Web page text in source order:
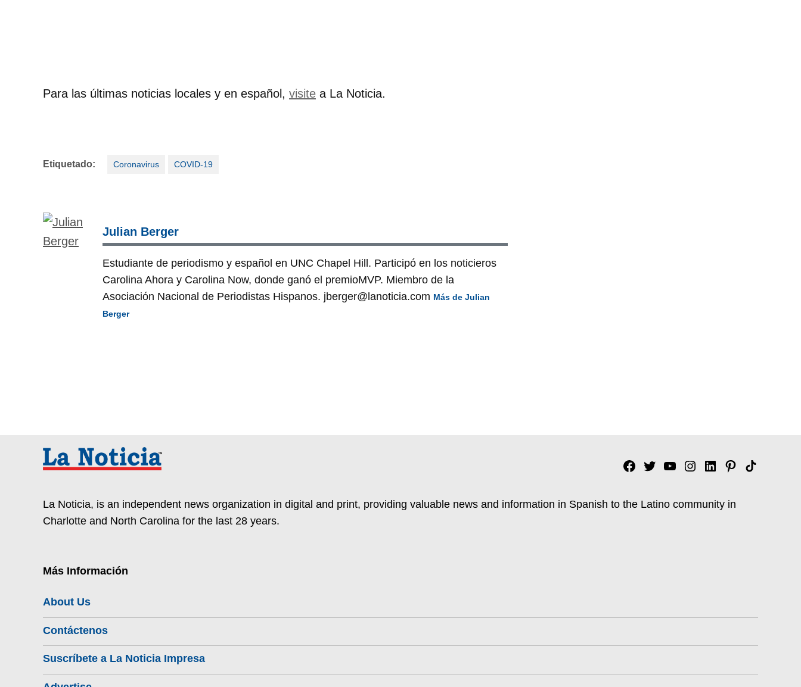
Para las últimas noticias locales y en español, visite a La Noticia.
Etiquetado: Coronavirus COVID-19
Julian Berger
Estudiante de periodismo y español en UNC Chapel Hill. Participó en los noticieros
Carolina Ahora y Carolina Now, donde ganó el premioMVP. Miembro de la
Asociación Nacional de Periodistas Hispanos. jberger@lanoticia.com Más de Julian
Berger
Facebook
TwitterYouTubeInstagram
Linkedin
Pinterest
Tik
La Noticia, is an independent news organization in digital and print, providing valuable news and information in Spanish to the Latino community in
Charlotte and North Carolina for the last 28 years.
Más Información
About Us
Contáctenos
Suscríbete a La Noticia Impresa